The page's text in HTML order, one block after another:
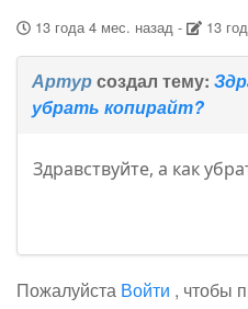
13 года 4 мес. назад- 13
Артурсоздал тему:
убрать копирайт?
Здравствуйте, а как
Пожалуйста Войти , чтобы